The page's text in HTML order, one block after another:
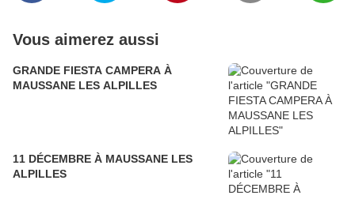
Vous aimerez aussi
GRANDE FIESTA CAMPERA À
MAUSSANE LES ALPILLES
11 DÉCEMBRE À MAUSSANE LES
ALPILLES